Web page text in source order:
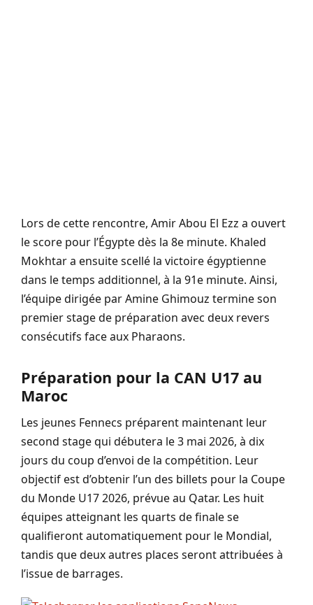
Lors de cette rencontre, Amir Abou El Ezz a ouvert
le score pour l’Égypte dès la 8e minute. Khaled
Mokhtar a ensuite scellé la victoire égyptienne
dans le temps additionnel, à la 91e minute. Ainsi,
l’équipe dirigée par Amine Ghimouz termine son
premier stage de préparation avec deux revers
consécutifs face aux Pharaons.
Préparation pour la CAN U17 au
Maroc
Les jeunes Fennecs préparent maintenant leur
second stage qui débutera le 3 mai 2026, à dix
jours du coup d’envoi de la compétition. Leur
objectif est d’obtenir l’un des billets pour la Coupe
du Monde U17 2026, prévue au Qatar. Les huit
équipes atteignant les quarts de finale se
qualifieront automatiquement pour le Mondial,
tandis que deux autres places seront attribuées à
l’issue de barrages.